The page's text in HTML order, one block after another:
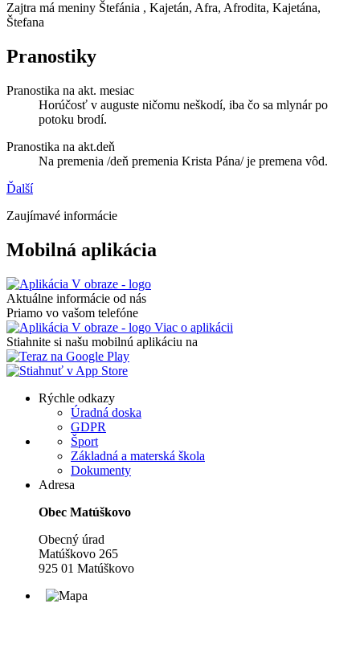
Zajtra má meniny Štefánia , Kajetán, Afra, Afrodita, Kajetána,
Štefana
Pranostiky
Pranostika na akt. mesiac
Horúčosť v auguste ničomu neškodí, iba čo sa mlynár po
potoku brodí.
Pranostika na akt.deň
Na premenia /deň premenia Krista Pána/ je premena vôd.
Ďalší
Zaujímavé informácie
Mobilná aplikácia
Aktuálne informácie od nás
Priamo vo vašom telefóne
Viac o aplikácii
Stiahnite si našu mobilnú aplikáciu na
Rýchle odkazy
Úradná doska
GDPR
Šport
Základná a materská škola
Dokumenty
Adresa
Obec Matúškovo
Obecný úrad
Matúškovo 265
925 01 Matúškovo